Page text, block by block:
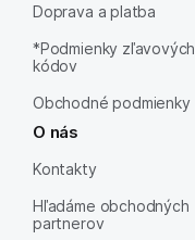
Doprava a platba
*Podmienky zľavových
kódov
Obchodné podmienky
O nás
Kontakty
Hľadáme obchodných
partnerov